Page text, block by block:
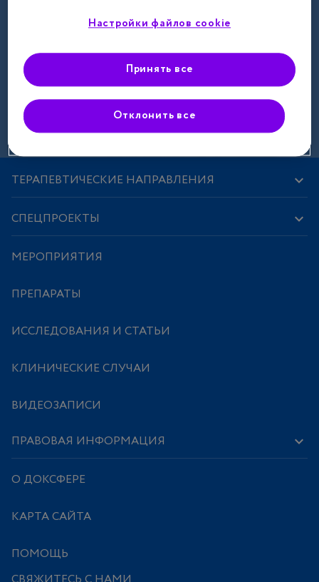
Зарегистрироваться
ТЕРАПЕВТИЧЕСКИЕ НАПРАВЛЕНИЯ
СПЕЦПРОЕКТЫ
МЕРОПРИЯТИЯ
ПРЕПАРАТЫ
ИССЛЕДОВАНИЯ И СТАТЬИ
КЛИНИЧЕСКИЕ СЛУЧАИ
ВИДЕОЗАПИСИ
ПРАВОВАЯ ИНФОРМАЦИЯ
О ДОКСФЕРЕ
КАРТА САЙТА
ПОМОЩЬ
Настройки файлов cookie
Отклонить все
Принять все